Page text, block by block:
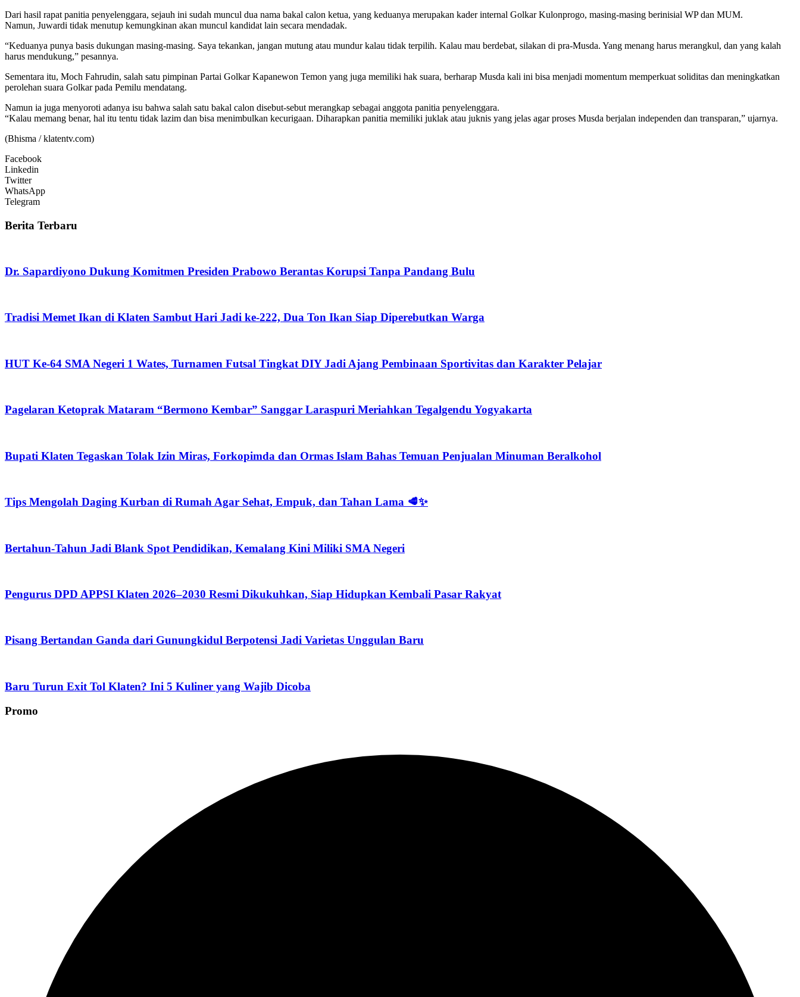
Dari hasil rapat panitia penyelenggara, sejauh ini sudah muncul dua nama bakal calon ketua, yang keduanya merupakan kader internal Golkar Kulonprogo, masing-masing berinisial WP dan MUM.
Namun, Juwardi tidak menutup kemungkinan akan muncul kandidat lain secara mendadak.
“Keduanya punya basis dukungan masing-masing. Saya tekankan, jangan mutung atau mundur kalau tidak terpilih. Kalau mau berdebat, silakan di pra-Musda. Yang menang harus merangkul, dan yang kalah
harus mendukung,” pesannya.
Sementara itu, Moch Fahrudin, salah satu pimpinan Partai Golkar Kapanewon Temon yang juga memiliki hak suara, berharap Musda kali ini bisa menjadi momentum memperkuat soliditas dan meningkatkan
perolehan suara Golkar pada Pemilu mendatang.
Namun ia juga menyoroti adanya isu bahwa salah satu bakal calon disebut-sebut merangkap sebagai anggota panitia penyelenggara.
“Kalau memang benar, hal itu tentu tidak lazim dan bisa menimbulkan kecurigaan. Diharapkan panitia memiliki juklak atau juknis yang jelas agar proses Musda berjalan independen dan transparan,” ujarnya.
(Bhisma / klatentv.com)
Facebook
Linkedin
Twitter
WhatsApp
Telegram
Berita Terbaru
Dr. Sapardiyono Dukung Komitmen Presiden Prabowo Berantas Korupsi Tanpa Pandang Bulu
Tradisi Memet Ikan di Klaten Sambut Hari Jadi ke-222, Dua Ton Ikan Siap Diperebutkan Warga
HUT Ke-64 SMA Negeri 1 Wates, Turnamen Futsal Tingkat DIY Jadi Ajang Pembinaan Sportivitas dan Karakter Pelajar
Pagelaran Ketoprak Mataram “Bermono Kembar” Sanggar Laraspuri Meriahkan Tegalgendu Yogyakarta
Bupati Klaten Tegaskan Tolak Izin Miras, Forkopimda dan Ormas Islam Bahas Temuan Penjualan Minuman Beralkohol
Tips Mengolah Daging Kurban di Rumah Agar Sehat, Empuk, dan Tahan Lama 🥩✨
Bertahun-Tahun Jadi Blank Spot Pendidikan, Kemalang Kini Miliki SMA Negeri
Pengurus DPD APPSI Klaten 2026–2030 Resmi Dikukuhkan, Siap Hidupkan Kembali Pasar Rakyat
Pisang Bertandan Ganda dari Gunungkidul Berpotensi Jadi Varietas Unggulan Baru
Baru Turun Exit Tol Klaten? Ini 5 Kuliner yang Wajib Dicoba
Promo